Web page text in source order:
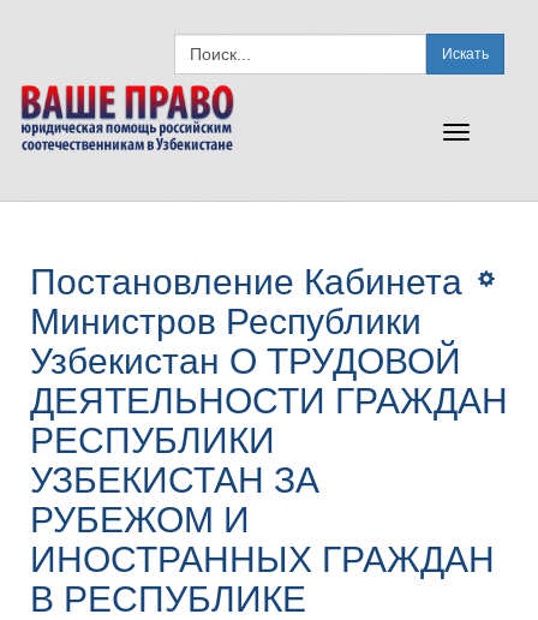
Искать
Toggle
Постановление Кабинета
Министров Республики
Узбекистан О ТРУДОВОЙ
ДЕЯТЕЛЬНОСТИ ГРАЖДАН
РЕСПУБЛИКИ
УЗБЕКИСТАН ЗА
РУБЕЖОМ И
ИНОСТРАННЫХ ГРАЖДАН
В РЕСПУБЛИКЕ